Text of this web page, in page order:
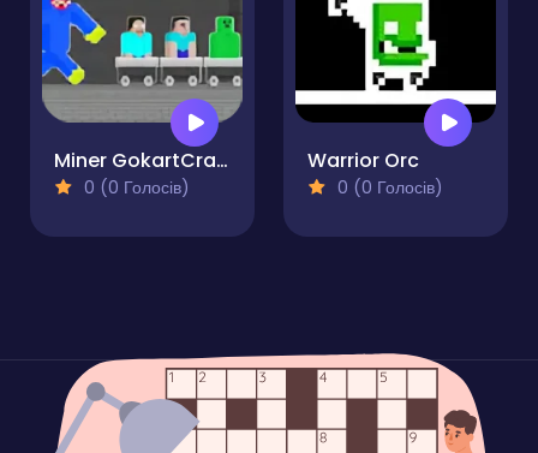
Miner GokartCraft - 4 Player
0 (0 Голосів)
Warrior Orc
0 (0 Голосів)